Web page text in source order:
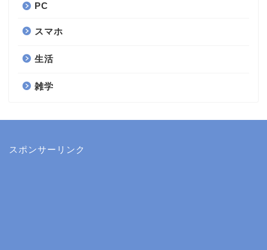
PC
スマホ
生活
雑学
スポンサーリンク